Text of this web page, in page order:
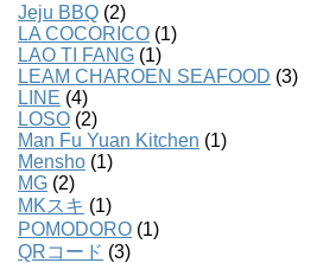
Jeju BBQ (2)
LA COCORICO (1)
LAO TI FANG (1)
LEAM CHAROEN SEAFOOD (3)
LINE (4)
LOSO (2)
Man Fu Yuan Kitchen (1)
Mensho (1)
MG (2)
MKスキ (1)
POMODORO (1)
QRコード (3)